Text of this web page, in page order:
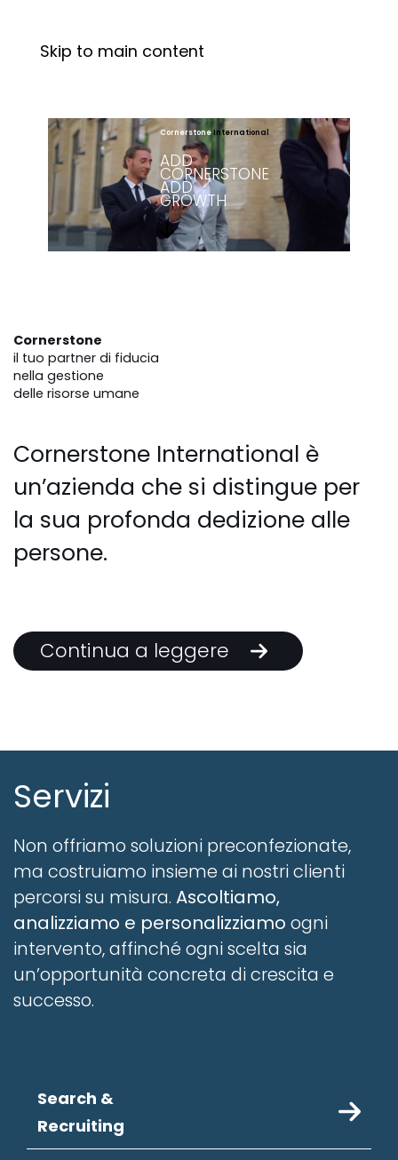
Skip to main content
CornerstoneInternational
ADD
CORNERSTONE
ADD
GROWTH
Cornerstone
il tuo partner di fiducia
nella gestione
delle risorse umane
Cornerstone International è
un’azienda che si distingue per
la sua profonda dedizione alle
persone.
Continua a leggere
Servizi
Non offriamo soluzioni preconfezionate,
ma costruiamo insieme ai nostri clienti
percorsi su misura. Ascoltiamo,
analizziamo e personalizziamo ogni
intervento, affinché ogni scelta sia
un’opportunità concreta di crescita e
successo.
Search &
Recruiting